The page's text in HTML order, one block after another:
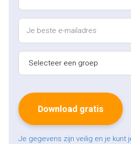
Je gegevens zijn veilig en je kunt